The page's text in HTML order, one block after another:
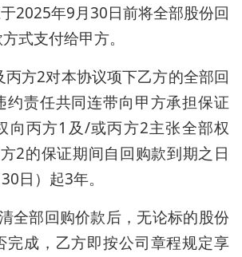
2025年9月30日前将全部股份回
式支付给甲方。
丙方2对本协议项下乙方的全部回
约责任共同连带向甲方承担保证
向丙方1及/或丙方2主张全部权
2的保证期间自回购款到期之日
日）起3年。
全部回购价款后，无论标的股份
完成，乙方即按公司章程规定享